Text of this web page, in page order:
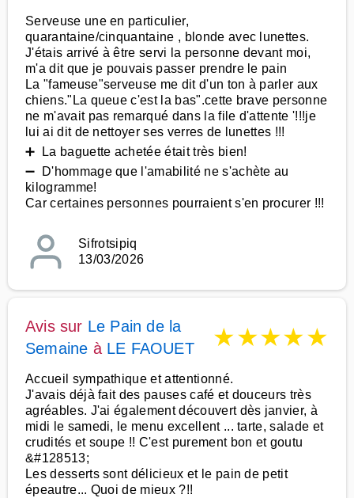
Serveuse une en particulier,
quarantaine/cinquantaine , blonde avec lunettes.
J'étais arrivé à être servi la personne devant moi,
m'a dit que je pouvais passer prendre le pain
La "fameuse"serveuse me dit d'un ton à parler aux
chiens."La queue c'est la bas".cette brave personne
ne m'avait pas remarqué dans la file d'attente '!!!je
lui ai dit de nettoyer ses verres de lunettes !!!
➕ La baguette achetée était très bien!
➖ D'hommage que l'amabilité ne s'achète au
kilogramme!
Car certaines personnes pourraient s'en procurer !!!
Sifrotsipiq
13/03/2026
Avis sur Le Pain de la
Semaine à LE FAOUET ★★★★★
Accueil sympathique et attentionné.
J'avais déjà fait des pauses café et douceurs très
agréables. J'ai également découvert dès janvier, à
midi le samedi, le menu excellent ... tarte, salade et
crudités et soupe !! C'est purement bon et goutu
&#128513;
Les desserts sont délicieux et le pain de petit
épeautre... Quoi de mieux ?!!